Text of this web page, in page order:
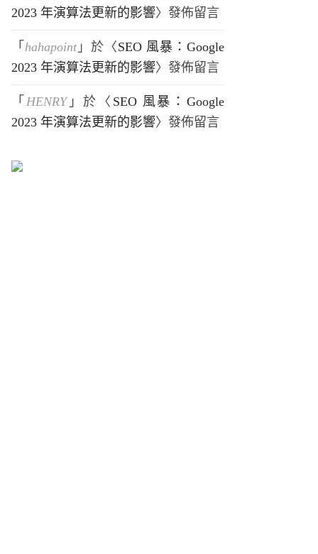
2023 年演算法更新的影響〉發佈留言
「 hahapoint 」於〈 SEO 風暴：Google
2023 年演算法更新的影響〉發佈留言
「 HENRY」於〈 SEO 風暴：Google
2023 年演算法更新的影響〉發佈留言